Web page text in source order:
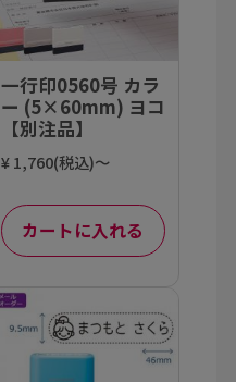
一行印0560号 カラ
ー (5×60mm) ヨコ
【別注品】
¥ 1,760(税込)～
カートに入れる